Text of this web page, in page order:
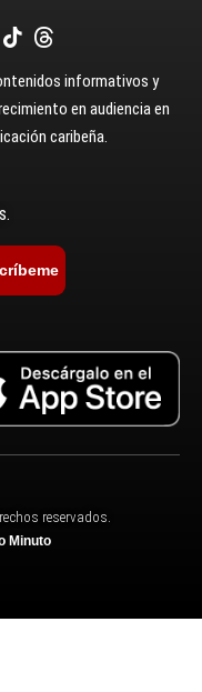
informativos y
en audiencia en
caribeña.
reservados.
Minuto